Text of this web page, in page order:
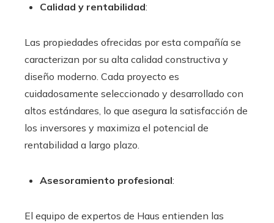
Calidad y rentabilidad:
Las propiedades ofrecidas por esta compañía se
caracterizan por su alta calidad constructiva y
diseño moderno. Cada proyecto es
cuidadosamente seleccionado y desarrollado con
altos estándares, lo que asegura la satisfacción de
los inversores y maximiza el potencial de
rentabilidad a largo plazo.
Asesoramiento profesional:
El equipo de expertos de Haus entienden las